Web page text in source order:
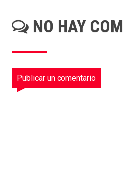
NO HAY
Publicar un comentario